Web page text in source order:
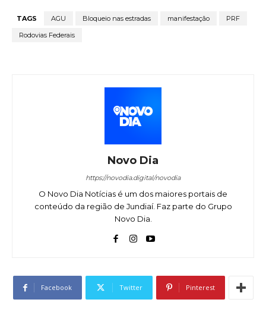
TAGS AGU Bloqueio nas estradas manifestação
PRF
Rodovias Federais
Novo Dia
https://novodia.digital/novodia
O Novo Dia Notícias é um dos maiores portais de
conteúdo da região de Jundiaí. Faz parte do Grupo
Novo Dia.
Facebook Twitter Pinterest